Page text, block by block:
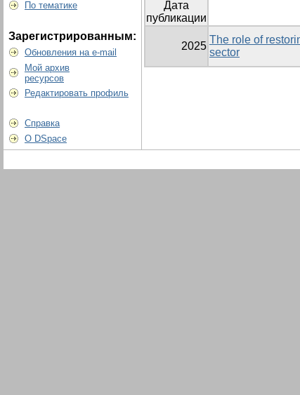
По тематике
Зарегистрированным:
Обновления на e-mail
Мой архив
ресурсов
Редактировать профиль
Справка
О DSpace
Дата
публикации
2025
The role of
sector